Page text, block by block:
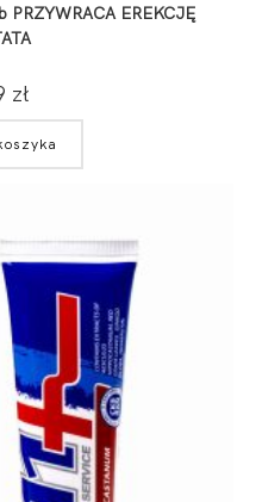
PRZYWRACA EREKCJĘ
zł